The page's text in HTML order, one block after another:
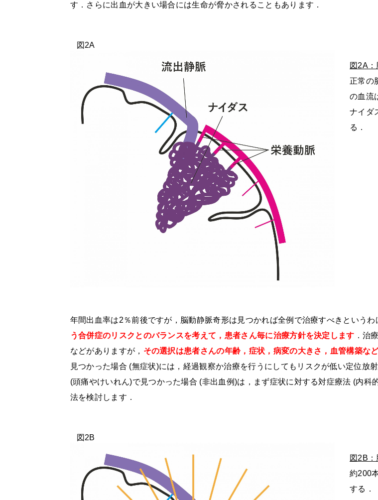
す．さらに出血が大きい場合には生命が脅かされることもあります．
図2A
図2A
正常の
の血流
ナイダ
る．
年間出血率は2 ％前後ですが，脳動静脈奇形は見つかれば全例で治療すべきというわ
う合併症のリスクとのバランスを考えて，患者さん毎に治療方針を決定します ．治
などがありますが， その選択は患者さんの年齢，症状，病変の大きさ，血管構築な
見つかった場合 (無症状)には，経過観察か治療を行うにしてもリスクが低い定位放
(頭痛やけいれん)で見つかった場合 (非出血例)は，まず症状に対する対症療法 (内科
法を検討します．
図2B
図2B
約200
する．